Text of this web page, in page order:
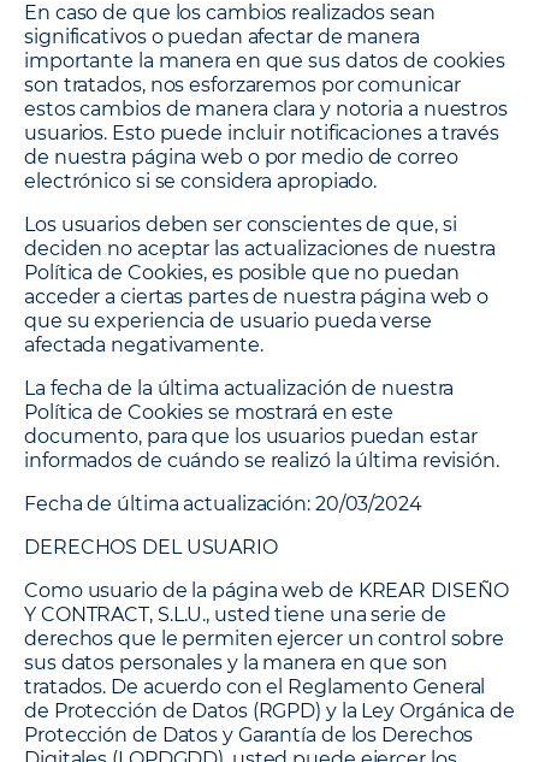
En caso de que los cambios realizados sean
significativos o puedan afectar de manera
importante la manera en que sus datos de cookies
son tratados, nos esforzaremos por comunicar
estos cambios de manera clara y notoria a nuestros
usuarios. Esto puede incluir notificaciones a través
de nuestra página web o por medio de correo
electrónico si se considera apropiado.
Los usuarios deben ser conscientes de que, si
deciden no aceptar las actualizaciones de nuestra
Política de Cookies, es posible que no puedan
acceder a ciertas partes de nuestra página web o
que su experiencia de usuario pueda verse
afectada negativamente.
La fecha de la última actualización de nuestra
Política de Cookies se mostrará en este
documento, para que los usuarios puedan estar
informados de cuándo se realizó la última revisión.
Fecha de última actualización: 20/03/2024
DERECHOS DEL USUARIO
Como usuario de la página web de KREAR DISEÑO
Y CONTRACT, S.L.U., usted tiene una serie de
derechos que le permiten ejercer un control sobre
sus datos personales y la manera en que son
tratados. De acuerdo con el Reglamento General
de Protección de Datos (RGPD) y la Ley Orgánica de
Protección de Datos y Garantía de los Derechos